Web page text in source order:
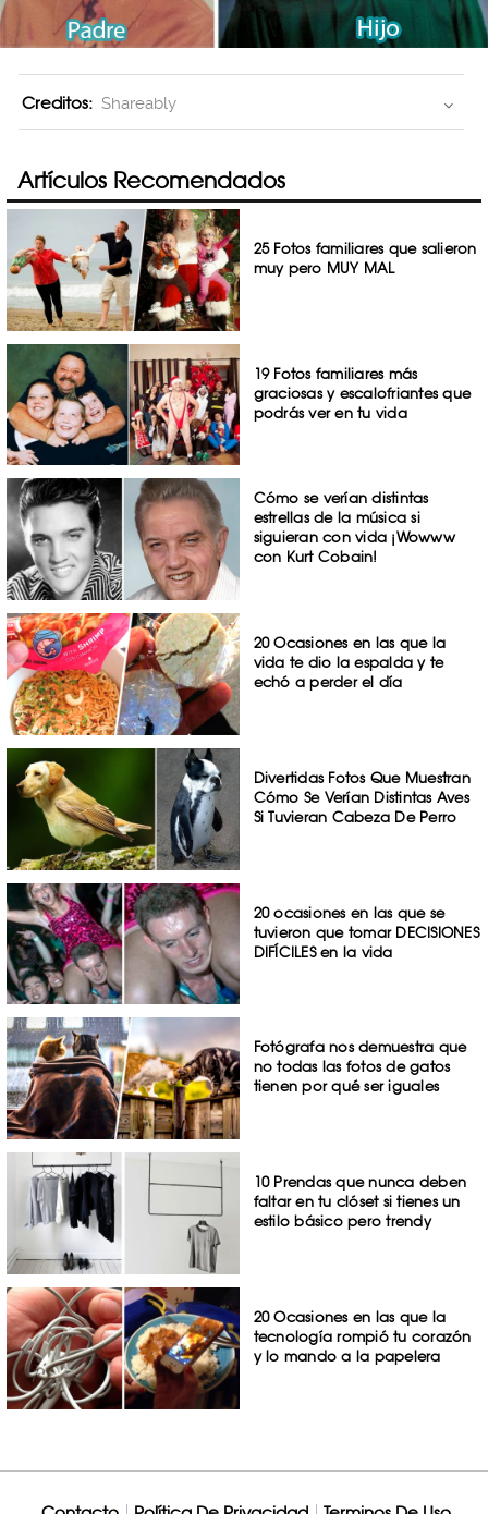
Creditos: Shareably
Artículos Recomendados
25 Fotos familiares que salieron
muy pero MUY MAL
19 Fotos familiares más
graciosas y escalofriantes que
podrás ver en tu vida
Cómo se verían distintas
estrellas de la música si
siguieran con vida ¡Wowww
con Kurt Cobain!
20 Ocasiones en las que la
vida te dio la espalda y te
echó a perder el día
Divertidas Fotos Que Muestran
Cómo Se Verían Distintas Aves
Si Tuvieran Cabeza De Perro
20 ocasiones en las que se
tuvieron que tomar DECISIONES
DIFÍCILES en la vida
Fotógrafa nos demuestra que
no todas las fotos de gatos
tienen por qué ser iguales
10 Prendas que nunca deben
faltar en tu clóset si tienes un
estilo básico pero trendy
20 Ocasiones en las que la
tecnología rompió tu corazón
y lo mando a la papelera